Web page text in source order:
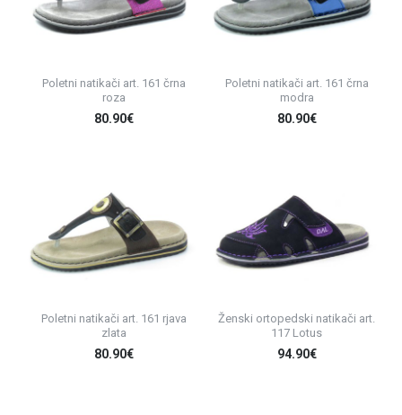
Poletni natikači art. 161 črna
roza
80.90€
Poletni natikači art. 161 črna
modra
80.90€
Poletni natikači art. 161 rjava
zlata
80.90€
Ženski ortopedski natikači art.
117 Lotus
94.90€